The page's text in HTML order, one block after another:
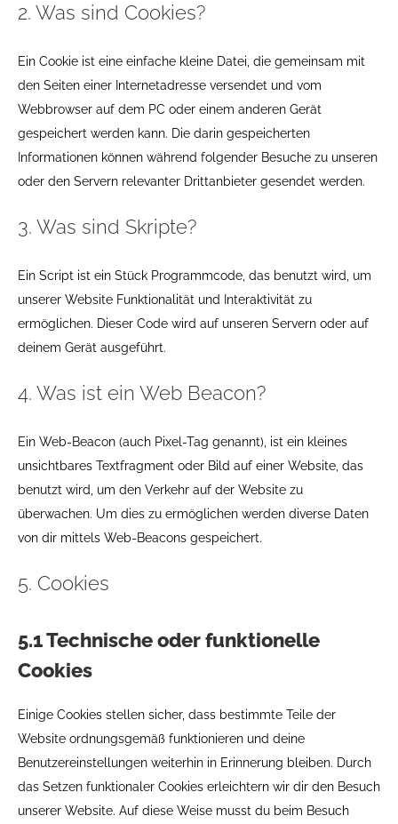
2. Was sind Cookies?
Ein Cookie ist eine einfache kleine Datei, die gemeinsam mit
den Seiten einer Internetadresse versendet und vom
Webbrowser auf dem PC oder einem anderen Gerät
gespeichert werden kann. Die darin gespeicherten
Informationen können während folgender Besuche zu unseren
oder den Servern relevanter Drittanbieter gesendet werden.
3. Was sind Skripte?
Ein Script ist ein Stück Programmcode, das benutzt wird, um
unserer Website Funktionalität und Interaktivität zu
ermöglichen. Dieser Code wird auf unseren Servern oder auf
deinem Gerät ausgeführt.
4. Was ist ein Web Beacon?
Ein Web-Beacon (auch Pixel-Tag genannt), ist ein kleines
unsichtbares Textfragment oder Bild auf einer Website, das
benutzt wird, um den Verkehr auf der Website zu
überwachen. Um dies zu ermöglichen werden diverse Daten
von dir mittels Web-Beacons gespeichert.
5. Cookies
5.1 Technische oder funktionelle
Cookies
Einige Cookies stellen sicher, dass bestimmte Teile der
Website ordnungsgemäß funktionieren und deine
Benutzereinstellungen weiterhin in Erinnerung bleiben. Durch
das Setzen funktionaler Cookies erleichtern wir dir den Besuch
unserer Website. Auf diese Weise musst du beim Besuch